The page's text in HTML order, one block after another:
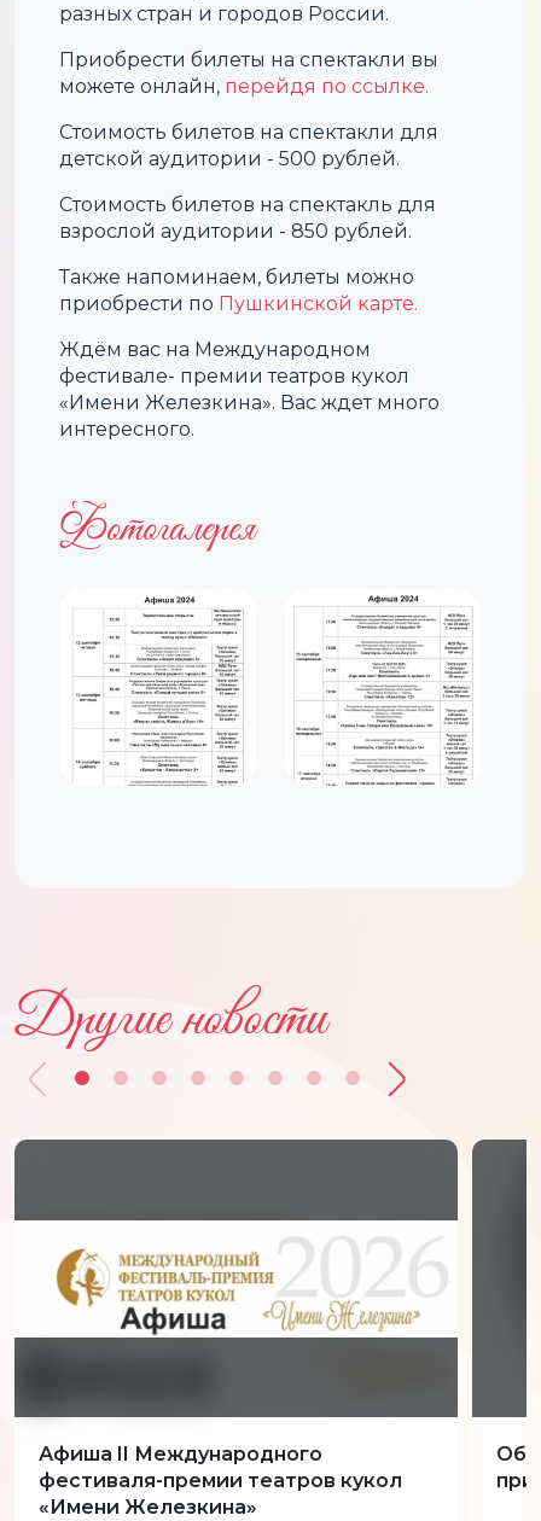
разных стран и городов России.
Приобрести билеты на спектакли вы
можете онлайн, перейдя по ссылке.
Стоимость билетов на спектакли для
детской аудитории - 500 рублей.
Стоимость билетов на спектакль для
взрослой аудитории - 850 рублей.
Также напоминаем, билеты можно
приобрести по Пушкинской карте.
Ждём вас на Международном
фестивале- премии театров кукол
«Имени Железкина». Вас ждет много
интересного.
Фотогалерея
Другие новости
Афиша II Международного
фестиваля-премии театров кукол
«Имени Железкина»